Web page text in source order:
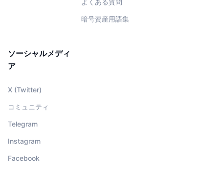
暗号資産用語集
ソーシャルメディ
ア
X (Twitter)
コミュニティ
Telegram
Instagram
Facebook